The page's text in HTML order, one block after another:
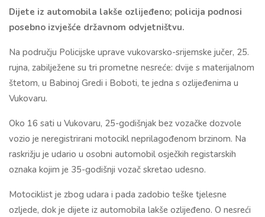
Dijete iz automobila lakše ozlijeđeno; policija podnosi
posebno izvješće državnom odvjetništvu.
Na području Policijske uprave vukovarsko-srijemske jučer, 25.
rujna, zabilježene su tri prometne nesreće: dvije s materijalnom
štetom, u Babinoj Gredi i Boboti, te jedna s ozlijeđenima u
Vukovaru.
Oko 16 sati u Vukovaru, 25-godišnjak bez vozačke dozvole
vozio je neregistrirani motocikl neprilagođenom brzinom. Na
raskrižju je udario u osobni automobil osječkih registarskih
oznaka kojim je 35-godišnji vozač skretao udesno.
Motociklist je zbog udara i pada zadobio teške tjelesne
ozljede, dok je dijete iz automobila lakše ozlijeđeno. O nesreći